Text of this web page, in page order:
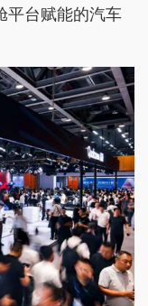
平台赋能的汽车